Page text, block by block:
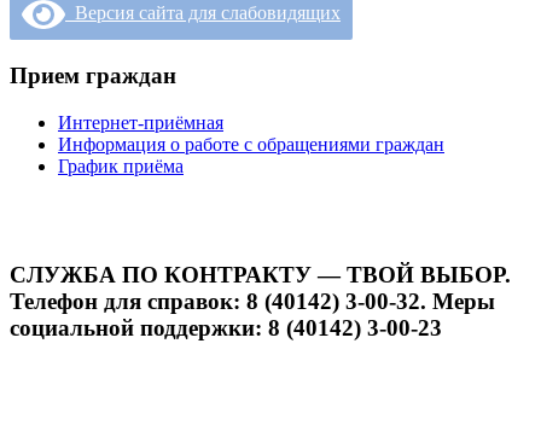
Версия сайта для слабовидящих
Прием граждан
Интернет-приёмная
Информация о работе с обращениями граждан
График приёма
СЛУЖБА ПО КОНТРАКТУ — ТВОЙ ВЫБОР.
Телефон для справок: 8 (40142) 3-00-32. Меры
социальной поддержки: 8 (40142) 3-00-23